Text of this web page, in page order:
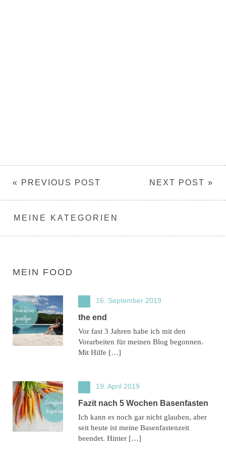
NEXT POST »
« PREVIOUS POST
MEINE KATEGORIEN
MEIN FOOD
16. September 2019
the end
Vor fast 3 Jahren habe ich mit den
Vorarbeiten für meinen Blog begonnen.
Mit Hilfe […]
19. April 2019
Fazit nach 5 Wochen Basenfasten
Ich kann es noch gar nicht glauben, aber
seit heute ist meine Basenfastenzeit
beendet. Hinter […]